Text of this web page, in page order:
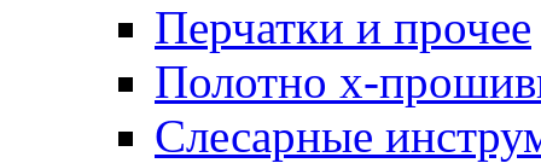
Перчатки и прочее
Полотно х-
Слесарные